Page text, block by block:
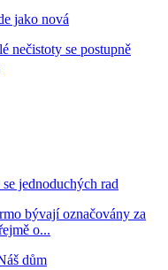
jako nová
nečistoty se postupně
jednoduchých rad
bývají označovány za
o...
dům